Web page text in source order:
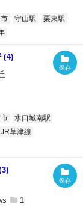
守山駅
栗東駅
(4)
水口城南駅
JR草津線
1